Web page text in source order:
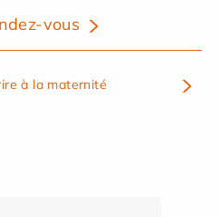
vous
à la maternité